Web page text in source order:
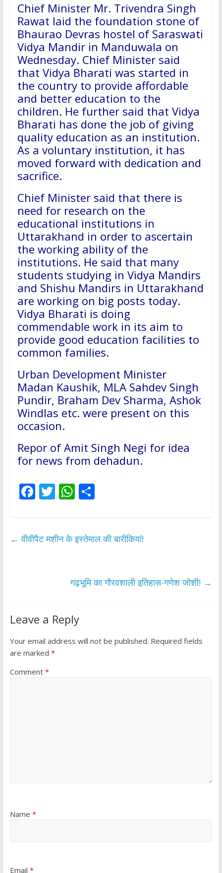
Chief Minister Mr. Trivendra Singh
Rawat laid the foundation stone of
Bhaurao Devras hostel of Saraswati
Vidya Mandir in Manduwala on
Wednesday. Chief Minister said
that Vidya Bharati was started in
the country to provide affordable
and better education to the
children. He further said that Vidya
Bharati has done the job of giving
quality education as an institution.
As a voluntary institution, it has
moved forward with dedication and
sacrifice.
Chief Minister said that there is
need for research on the
educational institutions in
Uttarakhand in order to ascertain
the working ability of the
institutions. He said that many
students studying in Vidya Mandirs
and Shishu Mandirs in Uttarakhand
are working on big posts today.
Vidya Bharati is doing
commendable work in its aim to
provide good education facilities to
common families.
Urban Development Minister
Madan Kaushik, MLA Sahdev Singh
Pundir, Braham Dev Sharma, Ashok
Windlas etc. were present on this
occasion.
Repor of Amit Singh Negi for idea
for news from dehadun.
F
b
T
er
W
s
p
S
e
← वीवीपैट मशीन के इस्तेमाल की बारीकियां!
गढ़भूमि का गौरवशाली इतिहास-गणेश जोशी! →
Leave a Reply
Your email address will not be published. Required fields
are marked *
Comment *
Name *
Email *